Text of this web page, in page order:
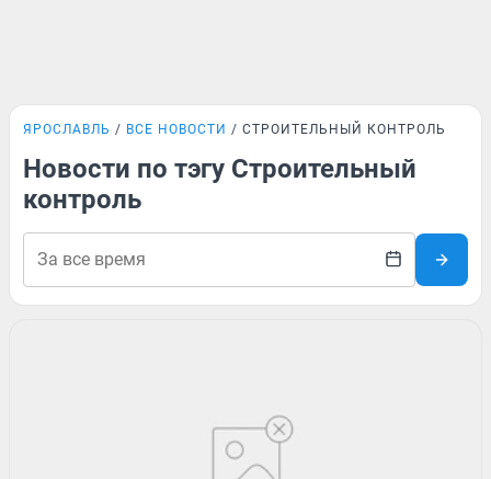
ЯРОСЛАВЛЬ ВСЕ НОВОСТИ СТРОИТЕЛЬНЫЙ КОНТРОЛЬ
Новости по тэгу Строительный
контроль